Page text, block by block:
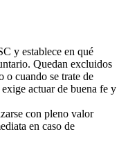
y establece en qué
Quedan excluidos
o cuando se trate de
actuar de buena fe y
con pleno valor
en caso de